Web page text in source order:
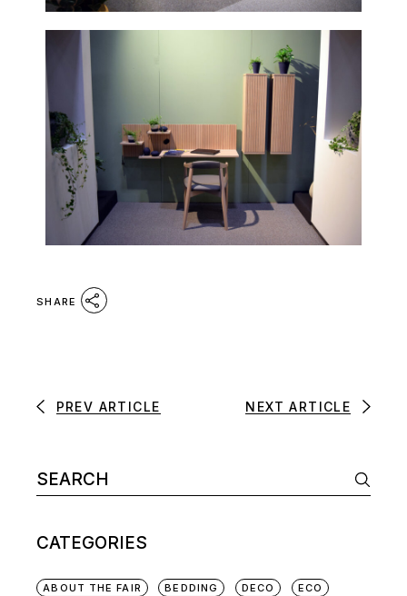
SHARE
PREV ARTICLE NEXT ARTICLE
CATEGORIES
ABOUT THE FAIR BEDDING DECO ECO